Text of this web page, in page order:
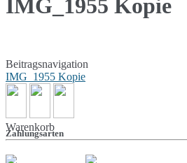
IMG_1955 Kopie
Beitragsnavigation
IMG_1955 Kopie
Warenkorb
Zahlungsarten